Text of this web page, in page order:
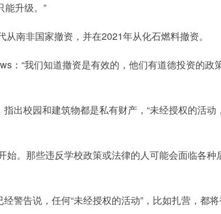
能升级。”
南非国家撤资，并在2021年从化石燃料撤资。
：“我们知道撤资是有效的，他们有道德投资的政
出校园和建筑物都是私有财产，“未经授权的活
始。那些违反学校政策或法律的人可能会面临各
警告说，任何“未经授权的活动”，比如扎营，都将